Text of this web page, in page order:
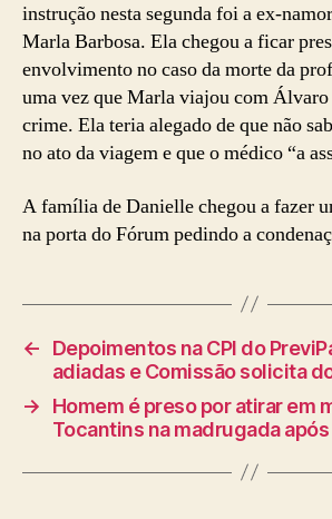
instrução nesta segunda foi a ex-
Marla Barbosa. Ela chegou a ficar
envolvimento no caso da morte da
uma vez que Marla viajou com Álvaro
crime. Ela teria alegado de que não
no ato da viagem e que o médico “a
A família de Danielle chegou a fazer
na porta do Fórum pedindo a
←
Depoimentos na CPI do
adiadas e Comissão solicita
→
Homem é preso por atirar em
Tocantins na madrugada